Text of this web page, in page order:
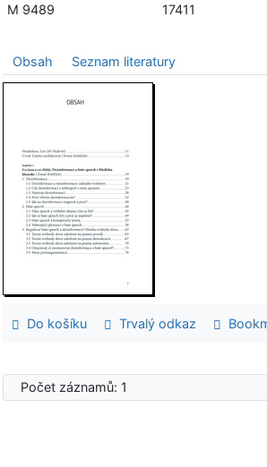
M 9489
17411
Obsah Seznam literatury
Do košíku Trvalý odkaz
Počet záznamů: 1